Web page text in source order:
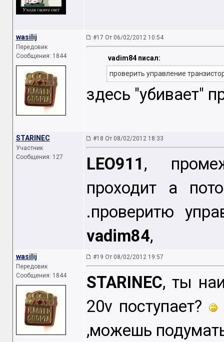
wasilij
Передовик
Сообщения: 1844
#17 От 06/02/2012 10:54
vadim84 писал:
проверить управление
здесь "убивает"
STARINEC
Участник
Сообщения: 127
#18 От 08/02/2012 18:33
LEO911 ,
проходит а
.проверитю
vadim84,
wasilij
Передовик
Сообщения: 1844
#19 От 08/02/2012 19:57
STARINEC, ты
20v поступает?
,можешь